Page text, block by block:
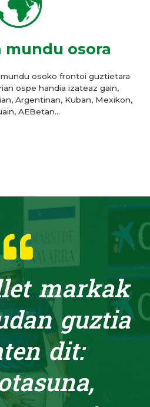
mundu osora
osoko frontoi guztietara
ospe handia izateaz gain,
Argentinan, Kuban, Mexikon,
AEBetan…
markak
guztia
dit: